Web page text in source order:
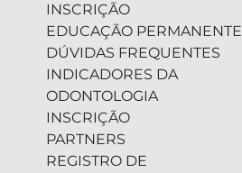
INSCRIÇÃO
EDUCAÇÃO PERMANENTE
DÚVIDAS FREQUENTES
INDICADORES DA
ODONTOLOGIA
INSCRIÇÃO
PARTNERS
REGISTRO DE